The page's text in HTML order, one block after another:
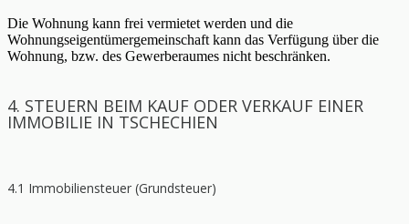
Die Wohnung kann frei vermietet werden und die
Wohnungseigentümergemeinschaft kann das Verfügung über die
Wohnung, bzw. des Gewerberaumes nicht beschränken.
4. STEUERN BEIM KAUF ODER VERKAUF EINER
IMMOBILIE IN TSCHECHIEN
4.1 Immobiliensteuer (Grundsteuer)